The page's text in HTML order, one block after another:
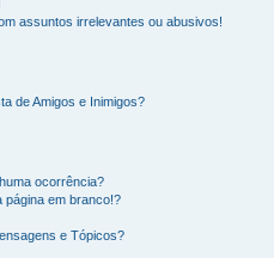
assuntos irrelevantes ou abusivos!
de Amigos e Inimigos?
ocorrência?
página em branco!?
e Tópicos?